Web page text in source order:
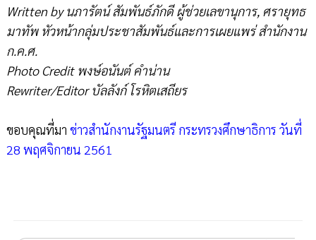
Written by นภารัตน์ สัมพันธ์ภักดี ผู้ช่วยเลขานุการ, ศรายุทธ
มาทัพ หัวหน้ากลุ่มประชาสัมพันธ์และการเผยแพร่ สำนักงาน
ก.ค.ศ.
Photo Credit พงษ์อนันต์ คำน่าน
Rewriter/Editor บัลลังก์ โรหิตเสถียร
ขอบคุณที่มา ข่าวสำนักงานรัฐมนตรี กระทรวงศึกษาธิการ วันที่
28 พฤศจิกายน 2561